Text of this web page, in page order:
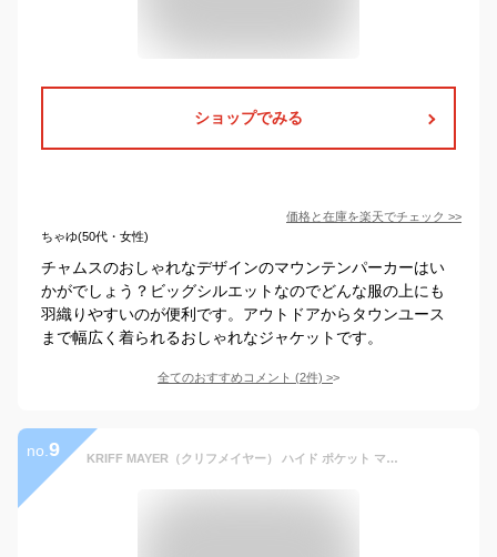
ショップでみる
価格と在庫を楽天でチェック >>
ちゃゆ(50代・女性)
チャムスのおしゃれなデザインのマウンテンパーカーはい
かがでしょう？ビッグシルエットなのでどんな服の上にも
羽織りやすいのが便利です。アウトドアからタウンユース
まで幅広く着られるおしゃれなジャケットです。
全てのおすすめコメント (2件) >
no. 9 KRIFF MAYER（クリフメイヤー） ハイド ポケット マウンテン ジャケット マンパ マウンテンパーカー メンズ レディース アウター ウインドブレーカー キャンプ アウトドア 釣り 登山 山登りストリート アメカジ 中綿 冬物 春物 秋物 暖かい 自転車 黒 ブラック 【2125100】